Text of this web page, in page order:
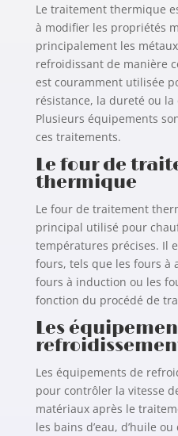
Le traitement thermique
à modifier les propriétés
principalement les
refroidissant de manière
est couramment utilisée
résistance, la dureté ou
Plusieurs équipements
ces traitements.
Le four de
thermique
Le four de traitement
principal utilisé pour
températures précises. Il
fours, tels que les fours à
fours à induction ou les
fonction du procédé de
Les
Les équipements de
pour contrôler la vitesse
matériaux après le
les bains d’eau, d’huile